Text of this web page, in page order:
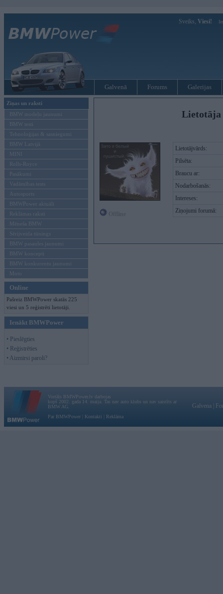
Sveiks, Viesi!
Galvenā Forums Galerijas
Ziņas un raksti
BMW modeļu jaunumi
BMW testi
Tehnoloģijas & sasniegumi
BMW Latvijā
MINI
Rolls-Royce
Pasākumi
Vadāmības tests
Autosports
BMWPower aktuāli
Reklāmas raksti
Mēneša BMW
Sērijveida tūnings
BMW pasaules jaunumi
BMW koncepti
BMW konkurentu jaunumi
Moto
Online
Pašreiz BMWPower skatās 225
viesi un 5 reģistrēti lietotāji.
Ienākt BMWPower
• Pieslēgties
• Reģistrēties
• Aizmirsi paroli?
Lietotāja
Lietotājvārds:
Pilsēta:
Braucu ar:
Nodarbošanās:
Intereses:
Ziņojumi forumā:
Vortāls BMWPower.lv darbojas
kopš 2002. gada 14. maija. Tas nav auto klubs un nav saistīts ar
BMW AG.
Par BMWPower
Kontakti Reklāma
Galvena